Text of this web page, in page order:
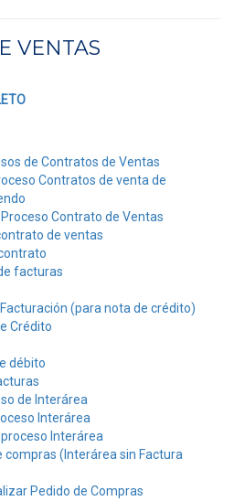
VENTAS
de Contratos de Ventas
Contratos de venta de
Contrato de Ventas
de ventas
facturas
(para nota de crédito)
Crédito
débito
de Interárea
Interárea
Interárea
compras (Interárea sin Factura
Pedido de Compras